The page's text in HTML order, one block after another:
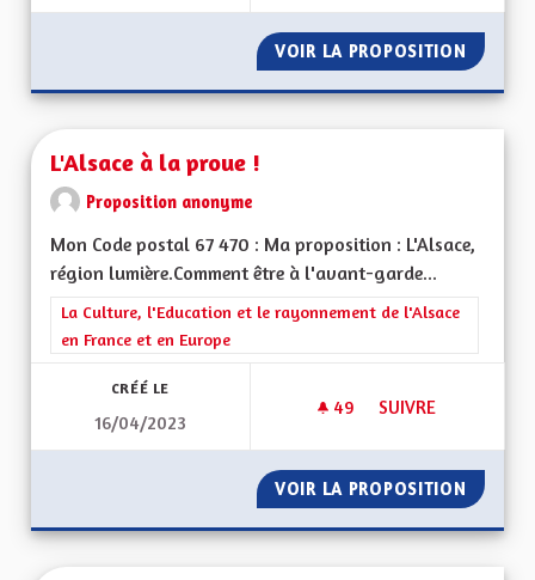
VOIR LA PROPOSITION
L'Alsace à la proue !
Proposition anonyme
Mon Code postal 67 470 : Ma proposition : L'Alsace,
région lumière.Comment être à l'avant-garde...
Filtrer les résultats de la catégorie : La Culture, l'Education et
La Culture, l'Education et le rayonnement de l'Alsace
en France et en Europe
CRÉÉ LE
16/04/2023
49 49 ABONNÉS
SUIVRE
VOIR LA PROPOSITION